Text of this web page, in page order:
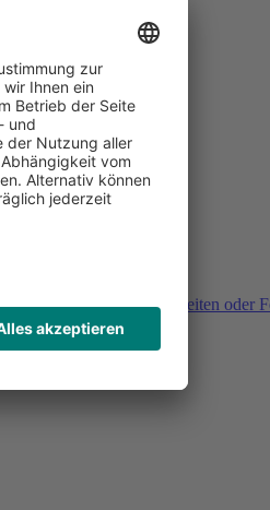
Sie haben Fragen, Unklarheiten oder
Buchung?